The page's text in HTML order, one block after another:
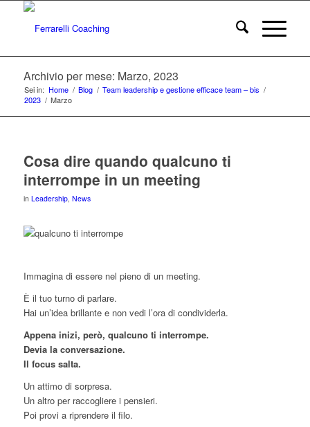
Archivio per mese: Marzo, 2023
Sei in: Home / Blog / Team leadership e gestione efficace team – bis /
2023 / Marzo
Cosa dire quando qualcuno ti
interrompe in un meeting
in Leadership, News
Immagina di essere nel pieno di un meeting.
È il tuo turno di parlare.
Hai un’idea brillante e non vedi l’ora di condividerla.
Appena inizi, però, qualcuno ti interrompe.
Devia la conversazione.
Il focus salta.
Un attimo di sorpresa.
Un altro per raccogliere i pensieri.
Poi provi a riprendere il filo.